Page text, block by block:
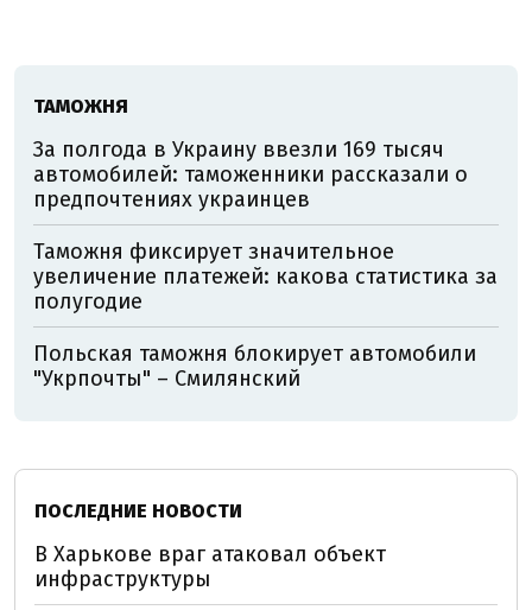
ТАМОЖНЯ
За полгода в Украину ввезли 169 тысяч
автомобилей: таможенники рассказали о
предпочтениях украинцев
Таможня фиксирует значительное
увеличение платежей: какова статистика за
полугодие
Польская таможня блокирует автомобили
"Укрпочты" – Смилянский
ПОСЛЕДНИЕ НОВОСТИ
В Харькове враг атаковал объект
инфраструктуры